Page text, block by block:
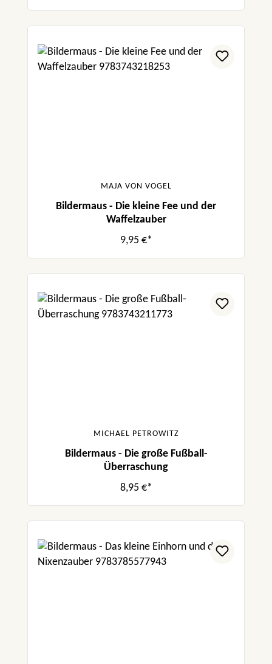
MAJA VON VOGEL
Bildermaus - Die kleine Fee und der
Waffelzauber
9,95 €*
MICHAEL PETROWITZ
Bildermaus - Die große Fußball-
Überraschung
8,95 €*